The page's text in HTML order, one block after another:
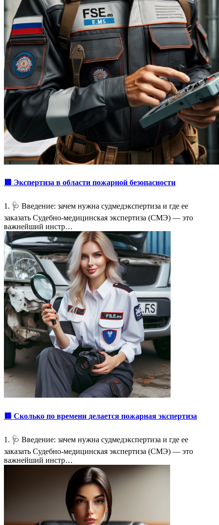
🟥 Экспертиза в области пожарной безопасности
1. 🩺 Введение: зачем нужна судмедэкспертиза и где ее
заказать Судебно-медицинская экспертиза (СМЭ) — это
важнейший инстр…
🟥 Сколько по времени делается пожарная экспертиза
1. 🩺 Введение: зачем нужна судмедэкспертиза и где ее
заказать Судебно-медицинская экспертиза (СМЭ) — это
важнейший инстр…